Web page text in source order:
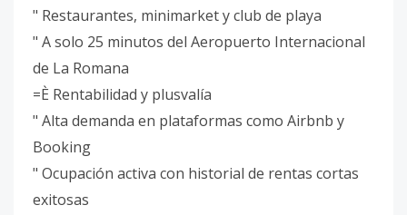
" Restaurantes, minimarket y club de playa
" A solo 25 minutos del Aeropuerto Internacional
de La Romana
=È Rentabilidad y plusvalía
" Alta demanda en plataformas como Airbnb y
Booking
" Ocupación activa con historial de rentas cortas
exitosas